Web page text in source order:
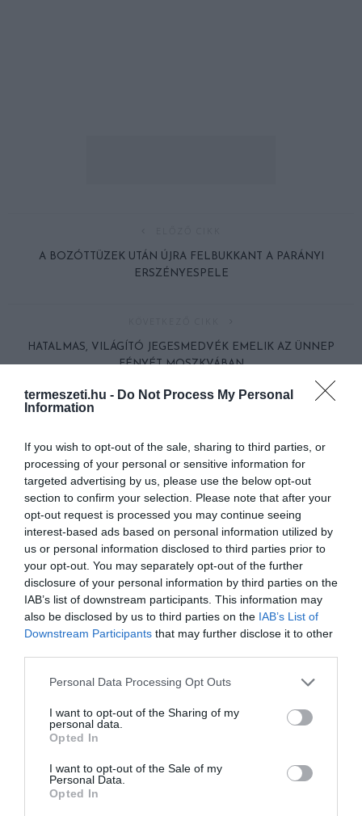
termeszeti.hu - Do Not Process My Personal
Information
If you wish to opt-out of the sale, sharing to third parties, or
processing of your personal or sensitive information for
targeted advertising by us, please use the below opt-out
section to confirm your selection. Please note that after your
opt-out request is processed you may continue seeing
interest-based ads based on personal information utilized by
us or personal information disclosed to third parties prior to
your opt-out. You may separately opt-out of the further
disclosure of your personal information by third parties on the
IAB’s list of downstream participants. This information may
also be disclosed by us to third parties on the IAB’s List of
Downstream Participants that may further disclose it to other
Please note that this website/app uses one or more Google
not limited to your visit or usage behaviour. You may click to
grant or deny consent to Google and its third-party tags to
use your data for below specified purposes in below Google
consent section.
Personal Data Processing Opt Outs
I want to opt-out of the Sharing of my
personal data.
Opted In
I want to opt-out of the Sale of my
Personal Data.
Opted In
A BOZÓTTÜZEK UTÁN ÚJRA FELBUKKANT A PARÁNYI
ERSZÉNYESPELE
HATALMAS, VILÁGÍTÓ JEGESMEDVÉK EMELIK AZ ÜNNEP
FÉNYÉT MOSZKVÁBAN
KIRÁNDULÁS A
PANNONHALMI
KIRÁNDULÁS PANNONHALMA
KÖRNYÉKÉN: TERMÉSZET,
TALÁLKOZÁSA
2026-08-04